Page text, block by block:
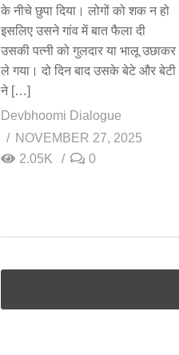
के नीचे छुपा दिया। लोगों को शक न हो
इसलिए उसने गांव में बात फैला दी
उसकी पत्नी को गुलदार या भालू उछाकर
ले गया। दो दिन बाद उसके बेटे और बेटी
ने […]
Devbhoomi Dialogue
NOVEMBER 27, 2025
2.05K
0